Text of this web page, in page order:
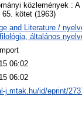
közlemények :
kötet (1963)
and Literature /
általános
06:02
06:02
j.mtak.hu/id/eprint/